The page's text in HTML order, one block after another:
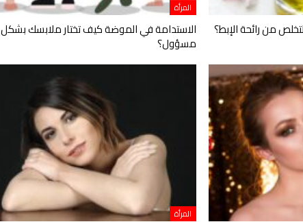
من رائحة الإبط؟
المرأة
الاستدامة في الموضة كيف تختار ملابسك بشكل
مسؤول؟
المرأة